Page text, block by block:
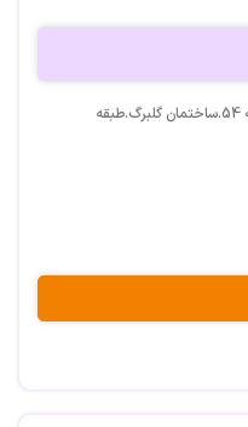
آدرس: شیراز.خیابان قصر دشت.نرسیده به چهارراه زرگری.نبش کوچه 54.ساختمان گلبرگ.طبقه